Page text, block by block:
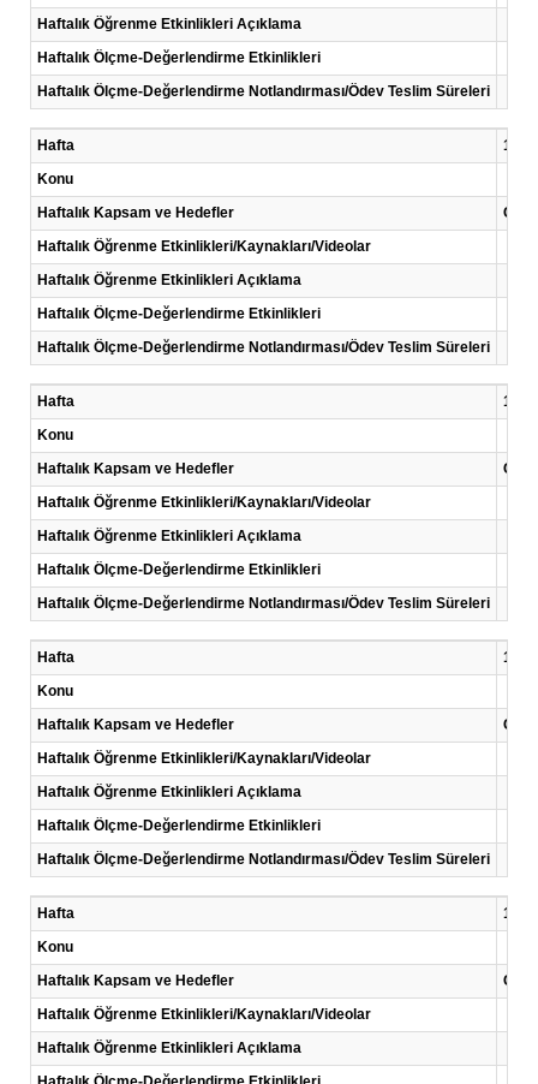
Haftalık Öğrenme Etkinlikleri Açıklama
Haftalık Ölçme-Değerlendirme Etkinlikleri
Haftalık Ölçme-Değerlendirme Notlandırması/Ödev Teslim Süreleri
Hafta
11
Konu
Haftalık Kapsam ve Hedefler
Haftalık Öğrenme Etkinlikleri/Kaynakları/Videolar
Haftalık Öğrenme Etkinlikleri Açıklama
Haftalık Ölçme-Değerlendirme Etkinlikleri
Haftalık Ölçme-Değerlendirme Notlandırması/Ödev Teslim Süreleri
Hafta
12
Konu
Haftalık Kapsam ve Hedefler
Haftalık Öğrenme Etkinlikleri/Kaynakları/Videolar
Haftalık Öğrenme Etkinlikleri Açıklama
Haftalık Ölçme-Değerlendirme Etkinlikleri
Haftalık Ölçme-Değerlendirme Notlandırması/Ödev Teslim Süreleri
Hafta
13
Konu
Haftalık Kapsam ve Hedefler
Haftalık Öğrenme Etkinlikleri/Kaynakları/Videolar
Haftalık Öğrenme Etkinlikleri Açıklama
Haftalık Ölçme-Değerlendirme Etkinlikleri
Haftalık Ölçme-Değerlendirme Notlandırması/Ödev Teslim Süreleri
Hafta
14
Konu
Haftalık Kapsam ve Hedefler
Haftalık Öğrenme Etkinlikleri/Kaynakları/Videolar
Haftalık Öğrenme Etkinlikleri Açıklama